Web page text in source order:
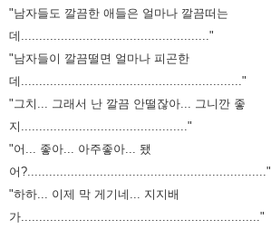
"남자들도 깔끔한 애들은 얼마나 깔끔떠는
데...................................................."
"남자들이 깔끔떨면 얼마나 피곤한
데............................................................."
"그치... 그래서 난 깔끔 안떨잖아... 그니깐 좋
지.............................................."
"어... 좋아... 아주좋아... 됐
어?.................................................................."
"하하... 이제 막 게기네... 지지배
가.................................................................."